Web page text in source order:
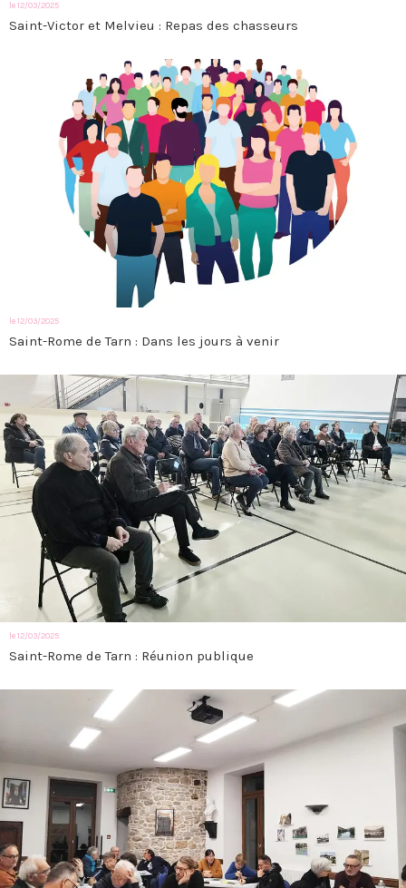
le 12/03/2025
Saint-Victor et Melvieu : Repas des chasseurs
le 12/03/2025
Saint-Rome de Tarn : Dans les jours à venir
le 12/03/2025
Saint-Rome de Tarn : Réunion publique